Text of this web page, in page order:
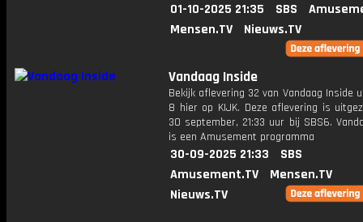
01-10-2025 21:35 SBS
Mensen.TV
Nieuws.TV
Vandaag Inside
Bekijk aflevering 32 van Vandaag Inside
8 hier op KIJK. Deze aflevering is
30 september, 21:33 uur bij SBS6.
is een Amusement programma
30-09-2025 21:33
SBS
Amusement.TV
Mensen.TV
Nieuws.TV